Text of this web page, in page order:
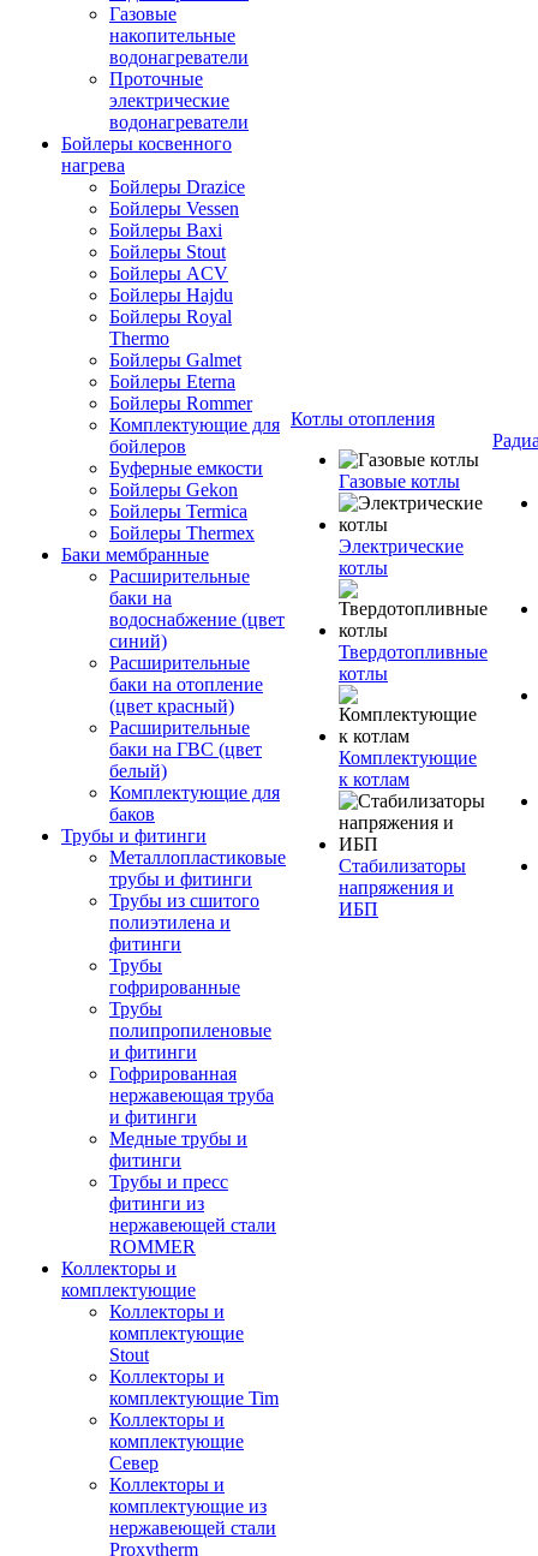
Газовые
накопительные
водонагреватели
Проточные
электрические
водонагреватели
Бойлеры косвенного
нагрева
Бойлеры Drazice
Бойлеры Vessen
Бойлеры Baxi
Бойлеры Stout
Бойлеры ACV
Бойлеры Hajdu
Бойлеры Royal
Thermo
Бойлеры Galmet
Бойлеры Eterna
Бойлеры Rommer
Комплектующие для
бойлеров
Буферные емкости
Бойлеры Gekon
Бойлеры Termica
Бойлеры Thermex
Баки мембранные
Расширительные
баки на
водоснабжение (цвет
синий)
Расширительные
баки на отопление
(цвет красный)
Расширительные
баки на ГВС (цвет
белый)
Комплектующие для
баков
Трубы и фитинги
Металлопластиковые
трубы и фитинги
Трубы из сшитого
полиэтилена и
фитинги
Трубы
гофрированные
Трубы
полипропиленовые
и фитинги
Гофрированная
нержавеющая труба
и фитинги
Медные трубы и
фитинги
Трубы и пресс
фитинги из
нержавеющей стали
ROMMER
Коллекторы и
комплектующие
Коллекторы и
комплектующие
Stout
Коллекторы и
комплектующие Tim
Коллекторы и
комплектующие
Север
Коллекторы и
комплектующие из
нержавеющей стали
Proxytherm
Котлы отопления
Газовые котлы
Электрические
котлы
Твердотопливные
котлы
Комплектующие
к котлам
Стабилизаторы
напряжения и
ИБП